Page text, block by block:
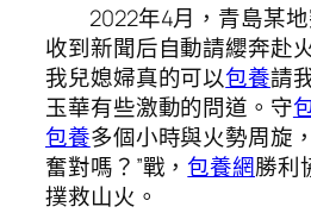
2022年4月，青島某
收到新聞后自動請纓奔赴
我兒媳婦真的可以包養請
玉華有些激動的問道。守
包養多個小時與火勢周旋
奮對嗎？”戰，包養網勝利
撲救山火。